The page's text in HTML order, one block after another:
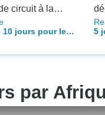
circuit à la
et ils se
très bien
en
des
10 jours pour le
facultatif
la
5
par